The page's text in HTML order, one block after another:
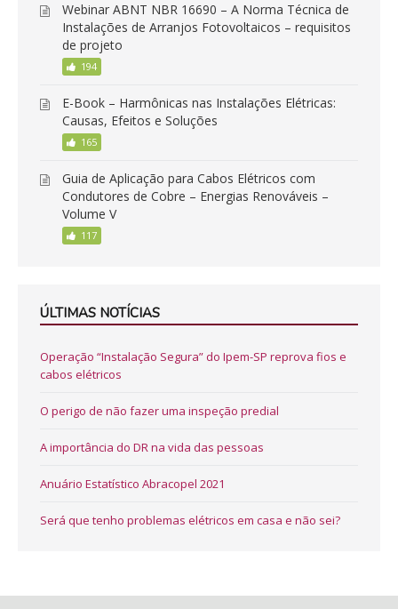
Webinar ABNT NBR 16690 – A Norma Técnica de
Instalações de Arranjos Fotovoltaicos – requisitos
de projeto
194
E-Book – Harmônicas nas Instalações Elétricas:
Causas, Efeitos e Soluções
165
Guia de Aplicação para Cabos Elétricos com
Condutores de Cobre – Energias Renováveis –
Volume V
117
ÚLTIMAS NOTÍCIAS
Operação “Instalação Segura” do Ipem-SP reprova fios e
cabos elétricos
O perigo de não fazer uma inspeção predial
A importância do DR na vida das pessoas
Anuário Estatístico Abracopel 2021
Será que tenho problemas elétricos em casa e não sei?